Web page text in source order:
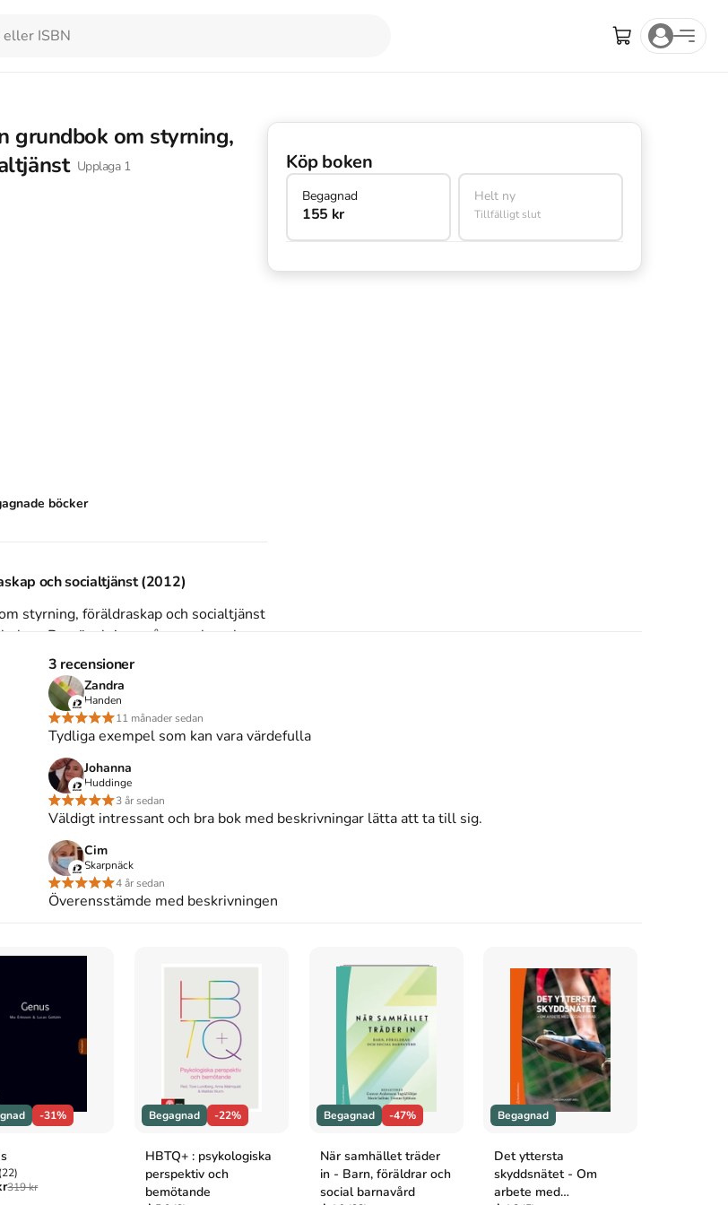
grundbok om styrning,
Upplaga 1
böcker
och socialtjänst (2012)
styrning, föräldraskap och socialtjänst
Den är skriven på svenska
och
Förlaget bakom boken är
och socialtjänst
och socialtjänst(Upplaga1)
och socialtjänst. 1:a uppl.
och socialtjänst
och socialtjänst
och socialtjänst. 1:a uppl. Liber;
Köp boken
Begagnad
155 kr
Helt ny
Tillfälligt slut
3 recensioner
Zandra
Handen
11 månader sedan
Tydliga exempel som kan vara värdefulla
Johanna
Huddinge
3 år sedan
Väldigt intressant och bra bok med beskrivningar lätta att ta till sig.
Cim
Skarpnäck
4 år sedan
Överensstämde med beskrivningen
-31%
(22)
319 kr
Begagnad -22%
HBTQ+ : psykologiska
perspektiv och
bemötande
Begagnad -47%
När samhället träder
in - Barn, föräldrar och
social barnavård
Begagnad
Det yttersta
skyddsnätet - Om
arbete med